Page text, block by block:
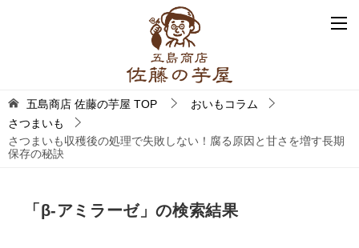
五島商店 佐藤の芋屋 TOP
おいもコラム
さつまいも
さつまいも収穫後の処理で失敗しない！腐る原因と甘さを増す長期
保存の秘訣
「 β-アミラーゼ」の検索結果